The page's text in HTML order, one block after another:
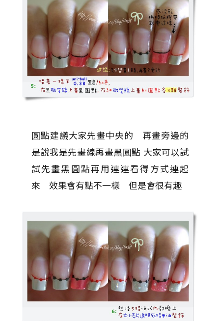
圓點建議大家先畫中央的 再畫旁邊的
是說我是先畫線再畫黑圓點 大家可以試
試先畫黑圓點再用連連看得方式連起
來 效果會有點不一樣 但是會很有趣